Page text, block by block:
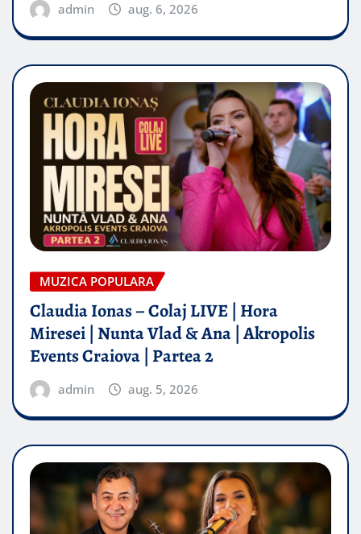
admin aug. 6, 2026
MUZICA POPULARA
Claudia Ionas – Colaj LIVE | Hora
Miresei | Nunta Vlad & Ana | Akropolis
Events Craiova | Partea 2
admin aug. 5, 2026